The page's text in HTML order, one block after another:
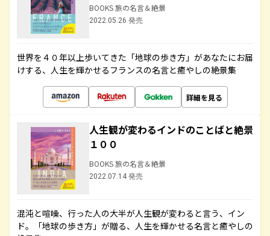
BOOKS 旅の名言＆絶景
2022.05.26 発売
世界を４０年以上歩いてきた「地球の歩き方」があなたにお届
けする、人生を輝かせるフランスの名言と癒やしの絶景集
詳細を見る
人生観が変わるインドのことばと絶景
１００
BOOKS 旅の名言＆絶景
2022.07.14 発売
混沌と喧噪、行った人の大半が人生観が変わると言う、イン
ド。「地球の歩き方」が贈る、人生を輝かせる名言と癒やしの